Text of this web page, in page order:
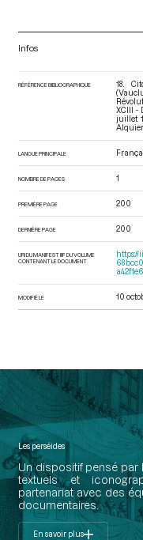
Infos
RÉFÉRENCE BIBLIOGRAPHIQUE
18.
XCIII -
juillet
Alquier.
LANGUE PRINCIPALE
NOMBRE DE PAGES 1
PREMIÈRE PAGE 200
DERNIÈRE PAGE 200
URI DU MANIFEST IIIF DU VOLUME
CONTENANT LE DOCUMENT
https://
MODIFIÉ LE 10
Les perséides
Un dispositif pensé par
textuels et
partenariat avec des
documentaires.
En savoir plus